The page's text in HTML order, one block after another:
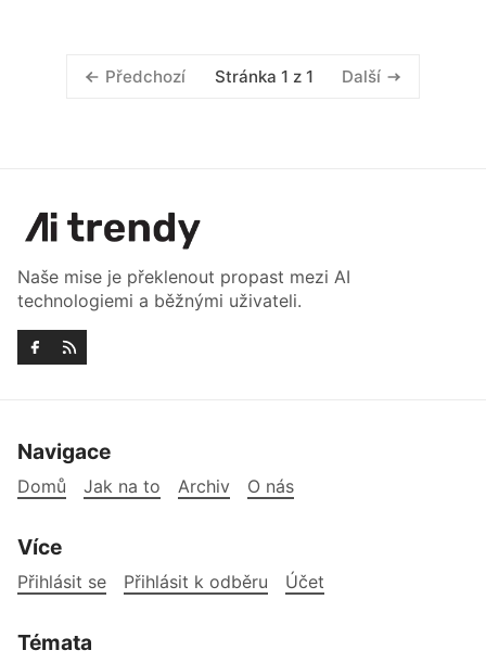
Předchozí Stránka 1 z 1 Další
Naše mise je překlenout propast mezi AI
technologiemi a běžnými uživateli.
Navigace
Domů Jak na to Archiv O nás
Více
Přihlásit se Přihlásit k odběru Účet
Témata